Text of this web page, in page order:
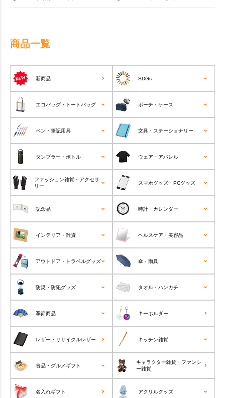
商品一覧
新商品 SDGs
エコバッグ・トートバッグ ポーチ・ケース
ペン・筆記用具 文具・ステーショナリー
タンブラー・ボトル ウェア・アパレル
ファッション雑貨・アクセサ
リー
スマホグッズ・PCグッズ
記念品 時計・カレンダー
インテリア・雑貨 ヘルスケア・美容品
アウトドア・トラベルグッズ 傘・雨具
防災・防犯グッズ タオル・ハンカチ
季節商品 キーホルダー
レザー・リサイクルレザー キッチン雑貨
食品・グルメギフト
キャラクター雑貨・ファンシ
ー雑貨
名入れギフト アクリルグッズ